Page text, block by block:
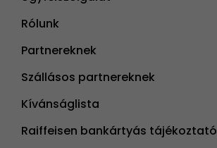
Rólunk
Partnereknek
Szállásos partnereknek
Kívánságlista
Raiffeisen bankártyás tájékoztató